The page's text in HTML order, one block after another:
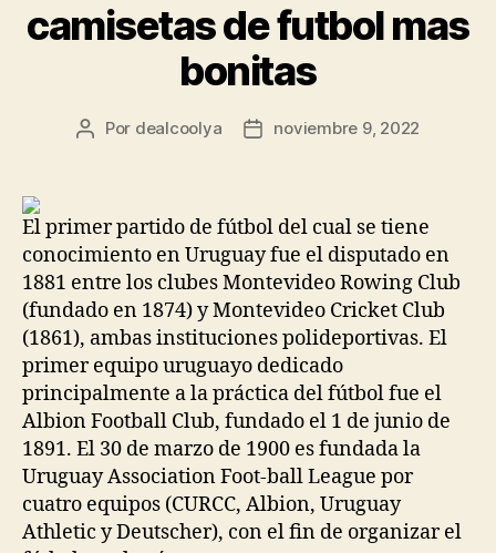
camisetas de futbol mas
bonitas
Autor
Por dealcoolya
Fechanoviembre 9, 2022
El primer partido de fútbol del cual se tiene
conocimiento en Uruguay fue el disputado en
1881 entre los clubes Montevideo Rowing Club
(fundado en 1874) y Montevideo Cricket Club
(1861), ambas instituciones polideportivas. El
primer equipo uruguayo dedicado
principalmente a la práctica del fútbol fue el
Albion Football Club, fundado el 1 de junio de
1891. El 30 de marzo de 1900 es fundada la
Uruguay Association Foot-ball League por
cuatro equipos (CURCC, Albion, Uruguay
Athletic y Deutscher), con el fin de organizar el